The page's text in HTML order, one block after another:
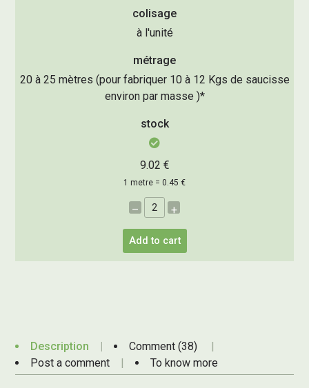
colisage
à l'unité
métrage
20 à 25 mètres (pour fabriquer 10 à 12 Kgs de saucisse
environ par masse )*
stock
9.02 €
1 metre = 0.45 €
– +
Add to cart
Description
Comment (38)
Post a comment
To know more